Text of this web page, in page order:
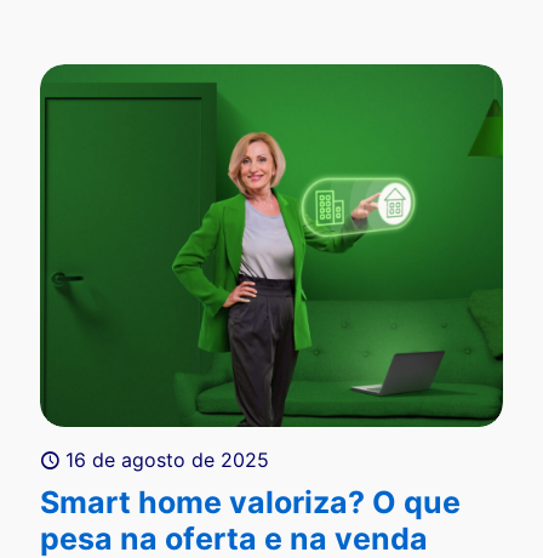
16 de agosto de 2025
Smart home valoriza? O que
pesa na oferta e na venda